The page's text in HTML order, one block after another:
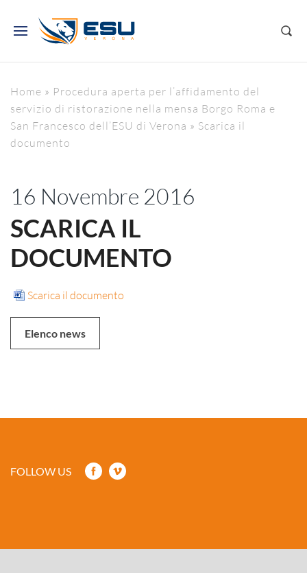
Home » Procedura aperta per l’affidamento del
servizio di ristorazione nella mensa Borgo Roma e
San Francesco dell’ESU di Verona » Scarica il
documento
16 Novembre 2016
SCARICA IL
DOCUMENTO
Scarica il documento
Elenco news
FOLLOW US